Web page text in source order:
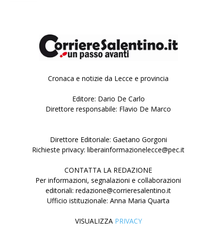
Cronaca e notizie da Lecce e provincia
Editore: Dario De Carlo
Direttore responsabile: Flavio De Marco
Direttore Editoriale: Gaetano Gorgoni
Richieste privacy: liberainformazionelecce@pec.it
CONTATTA LA REDAZIONE
Per informazioni, segnalazioni e collaborazioni
editoriali: redazione@corrieresalentino.it
Ufficio istituzionale: Anna Maria Quarta
VISUALIZZA PRIVACY